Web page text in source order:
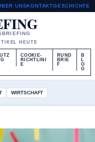
UNSKONTAKTGESCHICHTE
HEUTE
COOKIE-
RICHTLINI
E
RUND
BRIE
F
B
L
O
G
WIRTSCHAFT